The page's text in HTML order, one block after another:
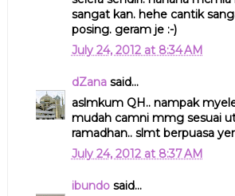
sangat kan. hehe cantik
posing. geram je :-)
July 24, 2012 at 8:34 AM
dZanasaid...
aslmkum QH.. nampak
mudah camni mmg sesuai
ramadhan.. slmt berpuasa
July 24, 2012 at 8:37 AM
ibundosaid...